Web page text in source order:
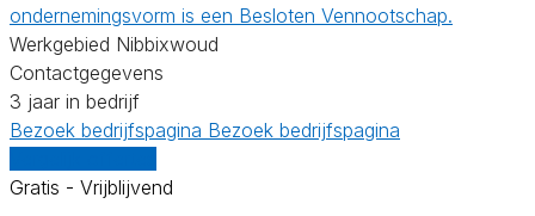
ondernemingsvorm is een Besloten Vennootschap.
Werkgebied Nibbixwoud
Contactgegevens
3 jaar in bedrijf
Bezoek bedrijfspagina Bezoek bedrijfspagina
Gratis - Vrijblijvend